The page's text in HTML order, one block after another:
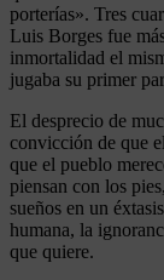
porterías». Tres
Luis Borges fue
inmortalidad el
jugaba su primer
El desprecio de
convicción de que
que el pueblo
piensan con los
sueños en un
humana, la
que quiere.